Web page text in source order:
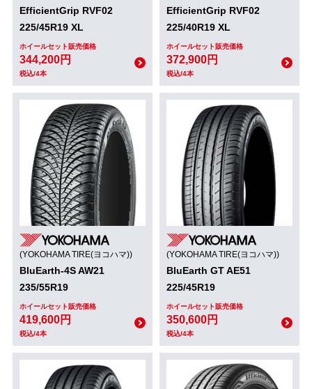
EfficientGrip RVF02
225/45R19 XL
ホイールセット販売価格
344,200円
税込/4本
EfficientGrip RVF02
225/40R19 XL
ホイールセット販売価格
372,900円
税込/4本
(YOKOHAMA TIRE(ヨコハマ))
BluEarth-4S AW21
235/55R19
ホイールセット販売価格
419,600円
税込/4本
(YOKOHAMA TIRE(ヨコハマ))
BluEarth GT AE51
225/45R19
ホイールセット販売価格
350,600円
税込/4本